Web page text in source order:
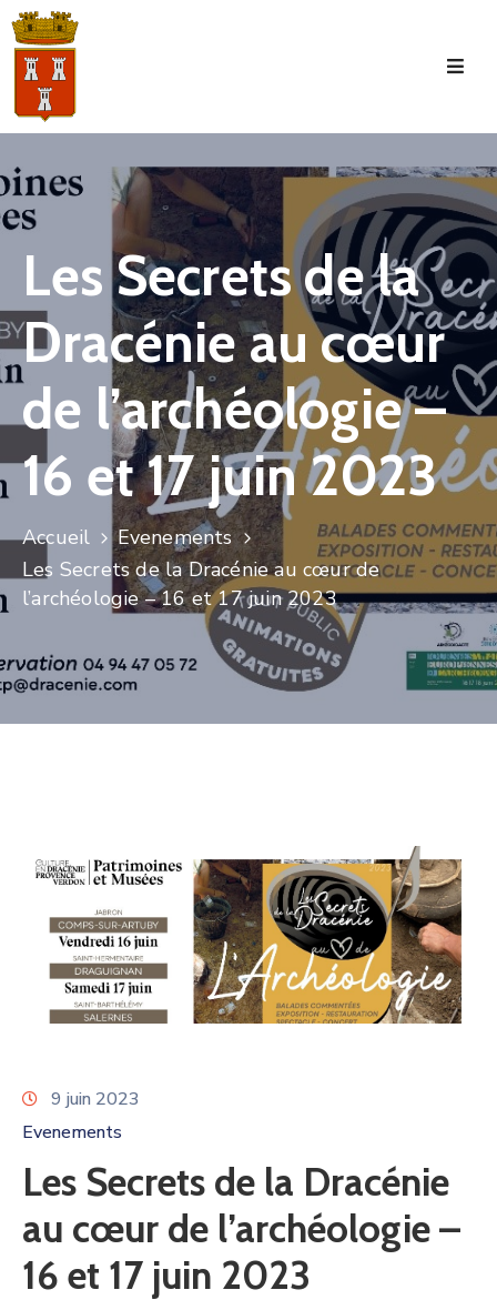
Accueil
Commune
Tourisme
Manifestations
Vie
Municipale
Services
Jeunesse
Les Secrets de la
Dracénie au cœur
de l’archéologie –
16 et 17 juin 2023
Accueil
Evenements
Les Secrets de la Dracénie au cœur de
l’archéologie – 16 et 17 juin 2023
9 juin 2023
Evenements
Les Secrets de la Dracénie
au cœur de l’archéologie –
16 et 17 juin 2023